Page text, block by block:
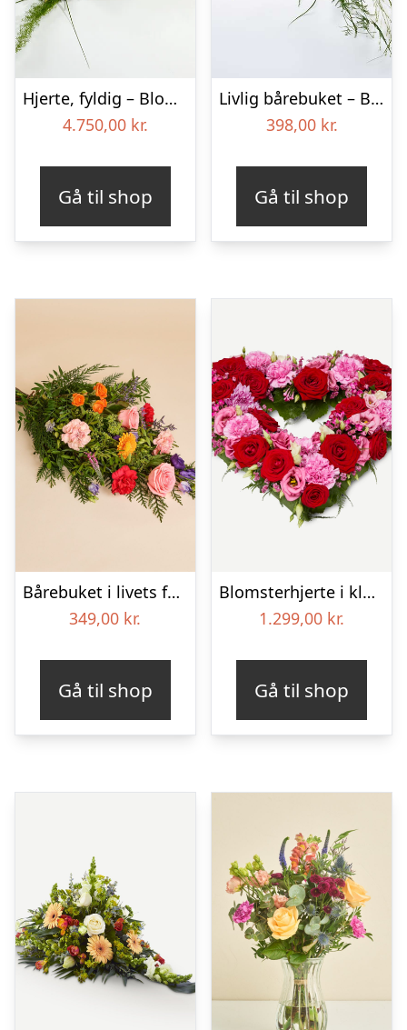
Hjerte, fyldig – Blomster til begravelse
4.750,00 kr.
Gå til shop
Livlig bårebuket – Blomster til begravelse
398,00 kr.
Gå til shop
Bårebuket i livets farver
349,00 kr.
Gå til shop
Blomsterhjerte i klassisk stil – pink
1.299,00 kr.
Gå til shop